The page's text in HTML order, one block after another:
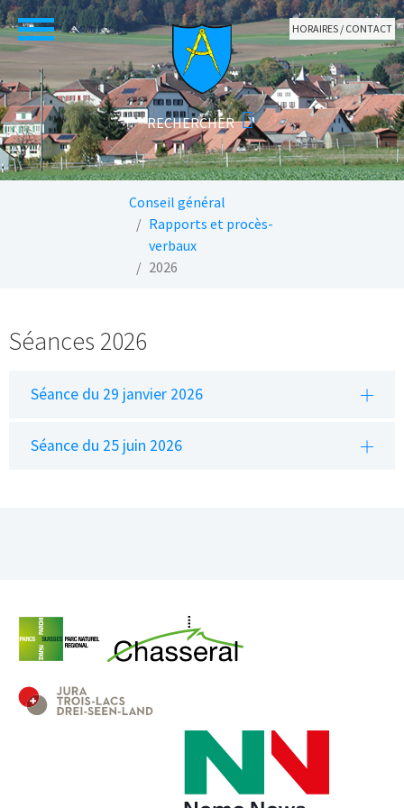
Aller au contenu principal
HORAIRES / CONTACT
Conseil général
Rapports et procès-
verbaux
2026
Séances 2026
Séance du 29 janvier 2026
Séance du 25 juin 2026